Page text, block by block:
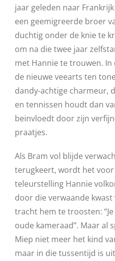
jaar geleden naar
een geemigreerde broer
duchtig onder de knie te
om na die twee jaar
met Hannie te trouwen.
de nieuwe veearts ten
dandy-achtige charmeur,
en tennissen houdt dan
beinvloedt door zijn
praatjes.
Als Bram vol blijde
terugkeert, wordt het
teleurstelling Hannie
door die verwaande
tracht hem te troosten:
oude kameraad”. Maar al
Miep niet meer het kind
maar in die tussentijd is